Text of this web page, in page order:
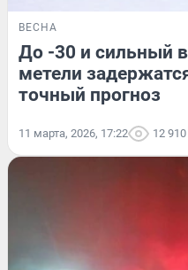
ВЕСНА
До -30 и сильный
метели
точный прогноз
11 марта, 2026, 17:22 12 910